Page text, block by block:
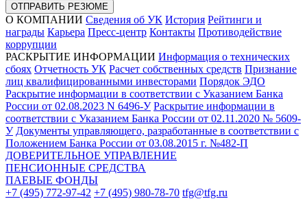
ОТПРАВИТЬ РЕЗЮМЕ
О КОМПАНИИ Сведения об УК История Рейтинги и
награды Карьера Пресс-центр Контакты Противодействие
коррупции
РАСКРЫТИЕ ИНФОРМАЦИИ Информация о технических
сбоях Отчетность УК Расчет собственных средств Признание
лиц квалифицированными инвесторами Порядок ЭДО
Раскрытие информации в соответствии с Указанием Банка
России от 02.08.2023 N 6496-У Раскрытие информации в
соответствии с Указанием Банка России от 02.11.2020 № 5609-
У Документы управляющего, разработанные в соответствии с
Положением Банка России от 03.08.2015 г. №482-П
ДОВЕРИТЕЛЬНОЕ УПРАВЛЕНИЕ
ПЕНСИОННЫЕ СРЕДСТВА
ПАЕВЫЕ ФОНДЫ
+7 (495) 772-97-42 +7 (495) 980-78-70 tfg@tfg.ru